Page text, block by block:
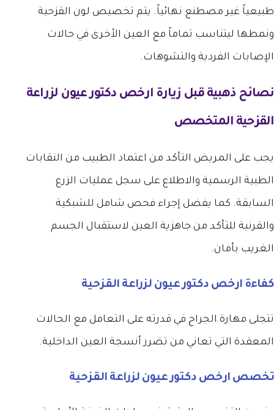
طبيعياً غير مصطنع نهائياً. يتم تخصيص لون القزحية
ونمطها ليتناسب تماماً مع العين الأخرى في حالات
الإصابات الفردية والتشوهات.
نصائح ذهبية قبل زيارة ارخص دكتور عيون لزراعة
القزحية المتخصص
يجب على المريض التأكد من اعتماد الطبيب من النقابات
الطبية الرسمية والاطلاع على سجل عمليات الزرع
السابقة. كما يفضل إجراء فحص شامل للشبكية
والقرنية للتأكد من جاهزية العين لاستقبال الجسم
الغريب بأمان.
كفاءة ارخص دكتور عيون لزراعة القزحية
تتجلى مهارة الجراح في قدرته على التعامل مع الحالات
المعقدة التي تعاني من تضرر أنسجة العين الداخلية.
تخصص ارخص دكتور عيون لزراعة القزحية